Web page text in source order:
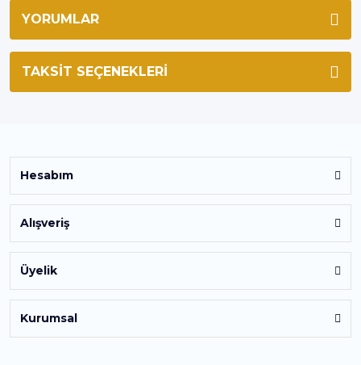
YORUMLAR
TAKSIT SEÇENEKLERI
Hesabım
Alışveriş
Üyelik
Kurumsal